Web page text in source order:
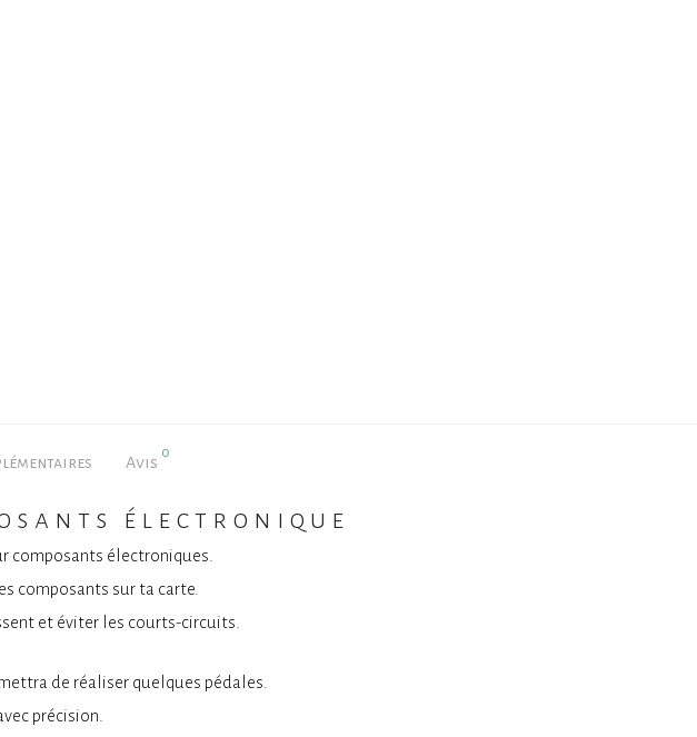
Avis
0
électronique
composants électroniques.
composants sur ta carte.
et éviter les courts-circuits.
de réaliser quelques pédales.
précision.